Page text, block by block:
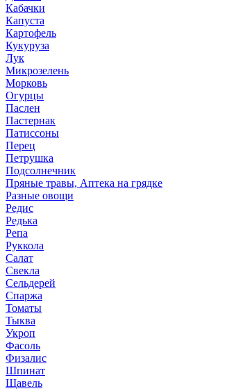
Кабачки
Капуста
Картофель
Кукуруза
Лук
Микрозелень
Морковь
Огурцы
Паслен
Пастернак
Патиссоны
Перец
Петрушка
Подсолнечник
Пряные травы, Аптека на грядке
Разные овощи
Редис
Редька
Репа
Руккола
Салат
Свекла
Сельдерей
Спаржа
Томаты
Тыква
Укроп
Фасоль
Физалис
Шпинат
Щавель